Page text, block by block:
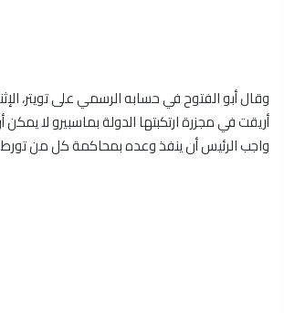
وقال أبو الفتوح في حسابه الرسمي على تويتر،
أريقت في مجزرة ارتكبتها الدولة بماسبيرو لا
واجب الرئيس أن ينفذ وعده بمحاكمة كل من تورط